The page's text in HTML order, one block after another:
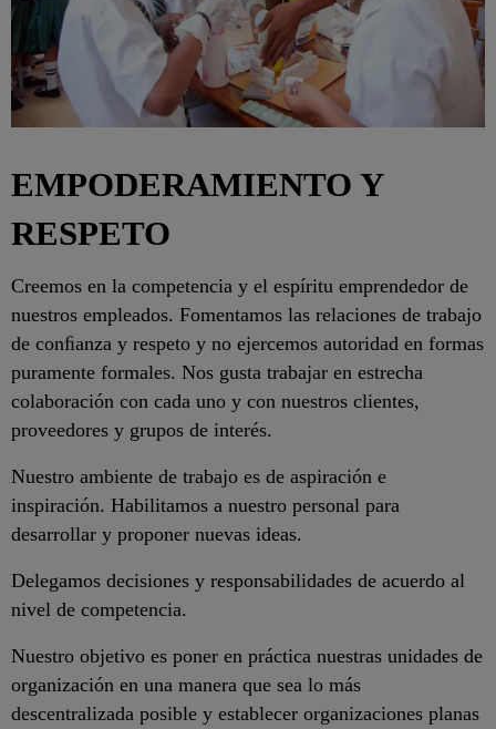
EMPODERAMIENTO Y
RESPETO
Creemos en la competencia y el espíritu emprendedor de
nuestros empleados. Fomentamos las relaciones de trabajo
de conﬁanza y respeto y no ejercemos autoridad en formas
puramente formales. Nos gusta trabajar en estrecha
colaboración con cada uno y con nuestros clientes,
proveedores y grupos de interés.
Nuestro ambiente de trabajo es de aspiración e
inspiración. Habilitamos a nuestro personal para
desarrollar y proponer nuevas ideas.
Delegamos decisiones y responsabilidades de acuerdo al
nivel de competencia.
Nuestro objetivo es poner en práctica nuestras unidades de
organización en una manera que sea lo más
descentralizada posible y establecer organizaciones planas